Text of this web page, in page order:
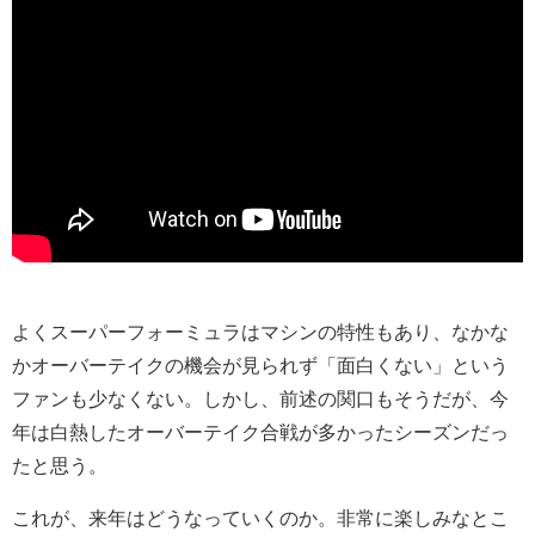
よくスーパーフォーミュラはマシンの特性もあり、なかな
かオーバーテイクの機会が見られず「面白くない」という
ファンも少なくない。しかし、前述の関口もそうだが、今
年は白熱したオーバーテイク合戦が多かったシーズンだっ
たと思う。
これが、来年はどうなっていくのか。非常に楽しみなとこ